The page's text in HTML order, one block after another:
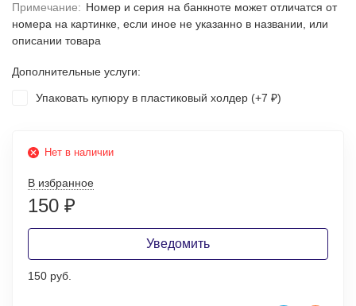
Примечание: Номер и серия на банкноте может отличатся от
номера на картинке, если иное не указанно в названии, или
описании товара
Дополнительные услуги:
Упаковать купюру в пластиковый холдер (+7 ₽)
Нет в наличии
В избранное
150 ₽
Уведомить
150 руб.